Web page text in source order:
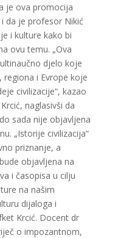
je ova promocija
i da je profesor Nikić
i kulture kako bi
ovu temu. „Ova
djelo koje
regiona i Evrope koje
civilizacije“, kazao
naglasivši da
sada nije objavlјena
„Istorije civilizacija“
priznanje, a
objavlјena na
i časopisa u cilјu
na našim
dijaloga i
Krcić. Docent dr
o impozantnom,